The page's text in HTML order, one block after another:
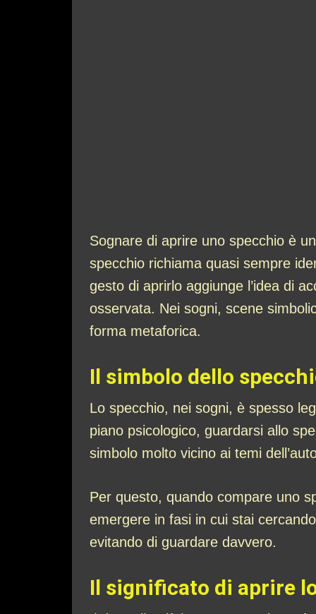
Sognare di aprire uno specchio è
specchio richiama quasi sempre
gesto di aprirlo aggiunge l’idea di
osservata. Nei sogni, scene
forma metaforica.
Il simbolo dello
Lo specchio, nei sogni, è spesso
piano psicologico, guardarsi allo
simbolo molto vicino ai temi
Per questo, quando compare uno
emergere in fasi in cui stai
evitando di guardare davvero.
Il significato di aprire